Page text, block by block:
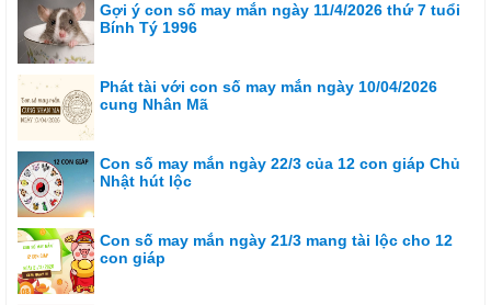
Gợi ý con số may mắn ngày 11/4/2026 thứ 7 tuổi
Bính Tý 1996
Phát tài với con số may mắn ngày 10/04/2026
cung Nhân Mã
Con số may mắn ngày 22/3 của 12 con giáp Chủ
Nhật hút lộc
Con số may mắn ngày 21/3 mang tài lộc cho 12
con giáp